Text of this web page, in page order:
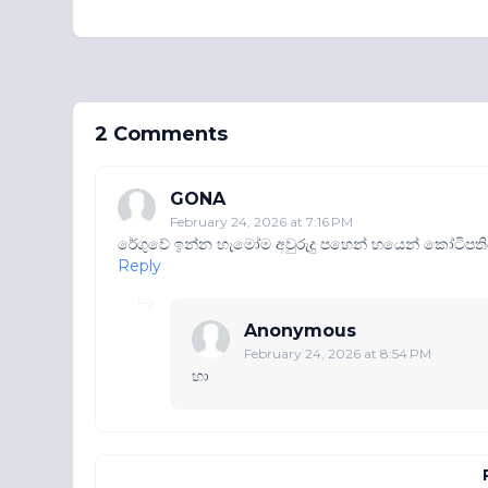
2 Comments
GONA
February 24, 2026 at 7:16 PM
රේගුවේ ඉන්න හැමෝම අවුරුදු පහෙන් හයෙන්
Reply
Anonymous
February 24, 2026 at 8:54 PM
හා